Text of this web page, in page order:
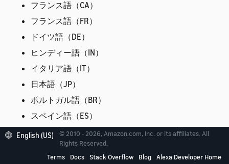
フランス語（CA）
フランス語（FR）
ドイツ語（DE）
ヒンディー語（IN）
イタリア語（IT）
日本語（JP）
ポルトガル語（BR）
スペイン語（ES）
スペイン語（MX）
スペイン語（US）
English (US)
© 2010 - 2026, Amazon.com, Inc. or its affiliates. All
Rights Reserved.
Terms
Docs Stack Overflow Blog Alexa Developer Home